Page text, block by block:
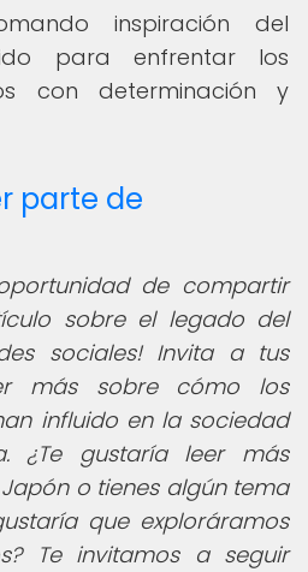
inspiración del
para enfrentar los
con determinación y
parte de
de compartir
sobre el legado del
sociales! Invita a tus
más sobre cómo los
influido en la sociedad
¿Te gustaría leer más
o tienes algún tema
que exploráramos
Te invitamos a seguir